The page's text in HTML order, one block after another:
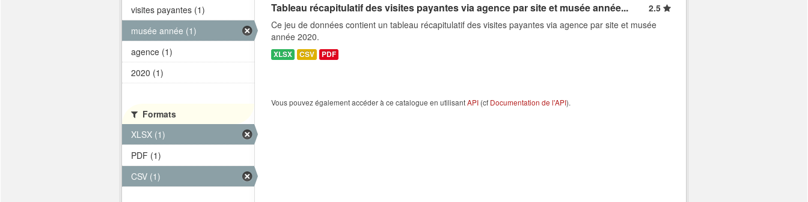
Tableau récapitulatif des visites payantes via agence par site et musée année...
2.5
Ce jeu de données contient un tableau récapitulatif des visites payantes via agence par site et musée
année 2020.
XLSX CSV PDF
Vous pouvez également accéder à ce catalogue en utilisantAPI (cf Documentation de l'API).
visites payantes (1)
musée année (1)
agence (1)
2020 (1)
Formats
XLSX (1)
PDF (1)
CSV (1)